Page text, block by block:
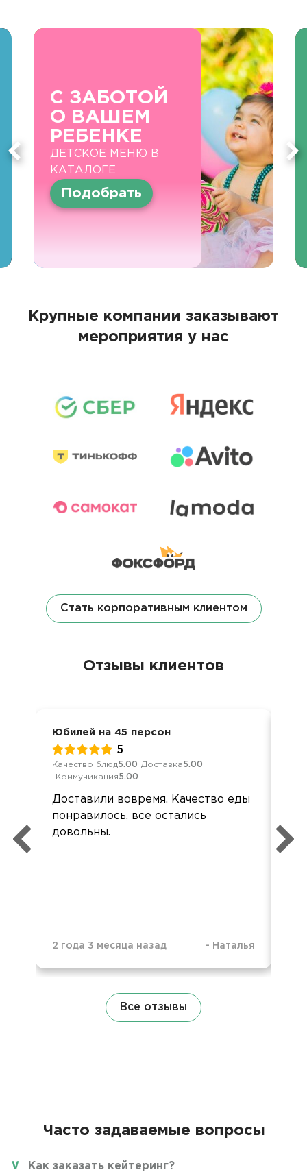
С ЗАБОТОЙ
О ВАШЕМ
РЕБЕНКЕ
ДЕТСКОЕ МЕНЮ В
КАТАЛОГЕ
Подобрать
Крупные компании заказывают
мероприятия у нас
Стать корпоративным клиентом
Отзывы клиентов
Юбилей на 45 персон
5
Качество блюд5.00 Доставка5.00
Коммуникация5.00
Доставили вовремя. Качество еды
понравилось, все остались
довольны.
2 года 3 месяца назад - Наталья
Все отзывы
Часто задаваемые вопросы
Как заказать кейтеринг?